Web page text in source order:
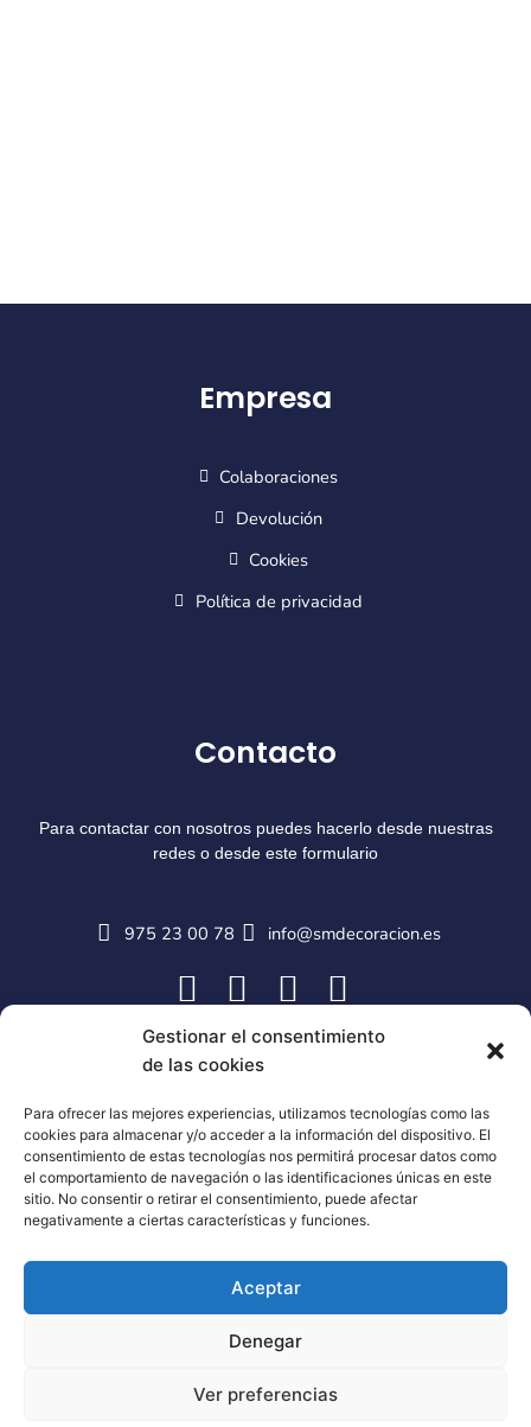
Gestionar el consentimiento
de las cookies
Para ofrecer las mejores experiencias, utilizamos tecnologías como las
cookies para almacenar y/o acceder a la información del dispositivo. El
consentimiento de estas tecnologías nos permitirá procesar datos como
el comportamiento de navegación o las identificaciones únicas en este
sitio. No consentir o retirar el consentimiento, puede afectar
negativamente a ciertas características y funciones.
Aceptar
Denegar
Ver preferencias
Empresa
Colaboraciones
Devolución
Cookies
Política de privacidad
Contacto
Para contactar con nosotros puedes hacerlo desde nuestras
redes o desde este formulario
975 23 00 78 info@smdecoracion.es